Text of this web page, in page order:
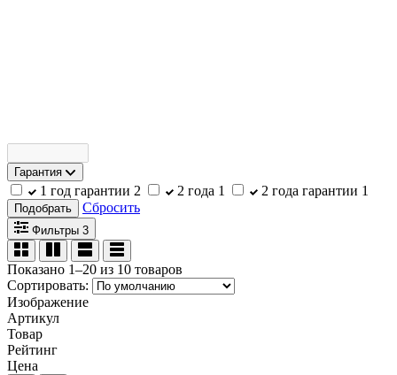
Гарантия
1 год гарантии 2 2 года 1 2 года гарантии 1
Подобрать Сбросить
Фильтры 3
Показано 1–20 из 10 товаров
Сортировать:
Изображение
Артикул
Товар
Рейтинг
Цена